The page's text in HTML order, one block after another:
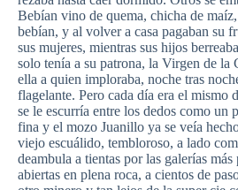
Bebían vino de quema, chicha de
bebían, y al volver a casa pagaban su
sus mujeres, mientras sus hijos
solo tenía a su patrona, la Virgen de la
ella a quien imploraba, noche tras
flagelante. Pero cada día era el mismo
se le escurría entre los dedos como un
fina y el mozo Juanillo ya se veía
viejo escuálido, tembloroso, a lado
deambula a tientas por las galerías más
abiertas en plena roca, a cientos de